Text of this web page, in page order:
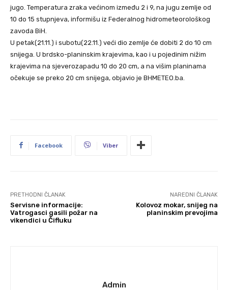
jugo. Temperatura zraka većinom između 2 i 9, na jugu zemlje od
10 do 15 stupnjeva, informišu iz Federalnog hidrometeorološkog
zavoda BiH.
U petak(21.11.) i subotu(22.11.) veći dio zemlje će dobiti 2 do 10 cm
snijega. U brdsko-planinskim krajevima, kao i u pojedinim nižim
krajevima na sjeverozapadu 10 do 20 cm, a na višim planinama
očekuje se preko 20 cm snijega, objavio je BHMETEO.ba.
Facebook Viber
PRETHODNI ČLANAK
Servisne informacije:
Vatrogasci gasili požar na
vikendici u Čifluku
NAREDNI ČLANAK
Kolovoz mokar, snijeg na
planinskim prevojima
Admin